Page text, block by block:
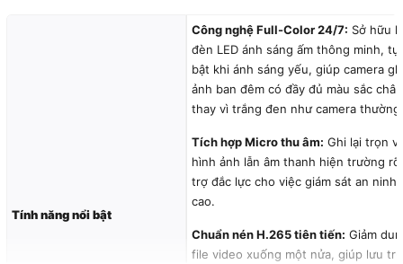
Tính năng nổi bật
Công nghệ Full-Color 24/7: Sở hữu
đèn LED ánh sáng ấm thông minh,
bật khi ánh sáng yếu, giúp camera
ảnh ban đêm có đầy đủ màu sắc
thay vì trắng đen như camera thường.
Tích hợp Micro thu âm: Ghi lại trọn
hình ảnh lẫn âm thanh hiện trường
trợ đắc lực cho việc giám sát an ninh
cao.
Chuẩn nén H.265 tiên tiến: Giảm
file video xuống một nửa, giúp lưu